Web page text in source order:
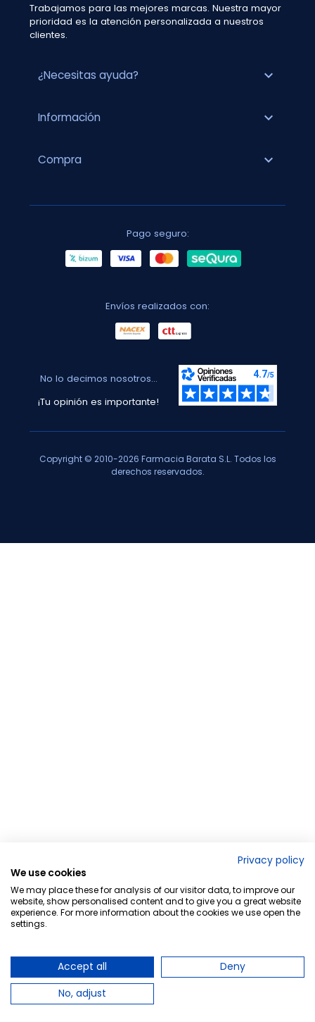
Trabajamos para las mejores marcas. Nuestra mayor
prioridad es la atención personalizada a nuestros
clientes.
¿Necesitas ayuda? expand_more
Información expand_more
Compra expand_more
Pago seguro:
Envíos realizados con:
No lo decimos nosotros...
¡Tu opinión es importante!
Copyright © 2010-2026 Farmacia Barata S.L. Todos los
derechos reservados.
Privacy policy
We use cookies
We may place these for analysis of our visitor data, to improve our
website, show personalised content and to give you a great website
experience. For more information about the cookies we use open the
settings.
Accept all
Deny
No, adjust